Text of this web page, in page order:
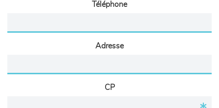
Téléphone
Adresse
CP